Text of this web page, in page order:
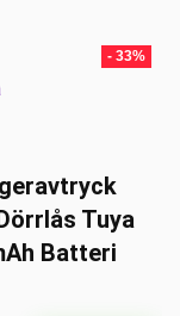
- 33%
Tuya
Batteri